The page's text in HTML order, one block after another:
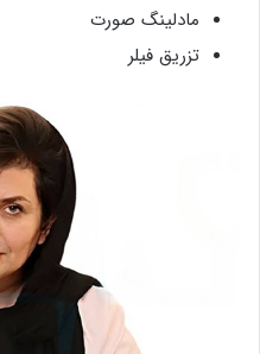
مادلینگ صورت
تزریق فیلر